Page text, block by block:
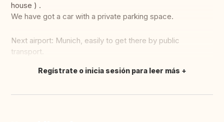
house ) .
We have got a car with a private parking space.
Next airport: Munich, easily to get there by public
transport.
Traducir
Regístrate o inicia sesión para leer más